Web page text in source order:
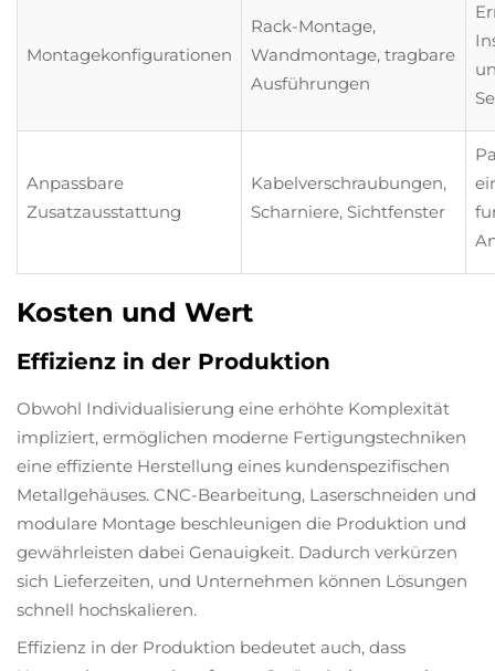
Montagekonfigurationen
Rack-Montage,
Wandmontage, tragbare
Ausführungen
Anpassbare
Zusatzausstattung
Kabelverschraubungen,
Scharniere, Sichtfenster
Kosten und Wert
Effizienz in der Produktion
Obwohl Individualisierung eine erhöhte Komplexität
impliziert, ermöglichen moderne Fertigungstechniken
eine effiziente Herstellung eines kundenspezifischen
Metallgehäuses. CNC-Bearbeitung, Laserschneiden und
modulare Montage beschleunigen die Produktion und
gewährleisten dabei Genauigkeit. Dadurch verkürzen
sich Lieferzeiten, und Unternehmen können Lösungen
schnell hochskalieren.
Effizienz in der Produktion bedeutet auch, dass